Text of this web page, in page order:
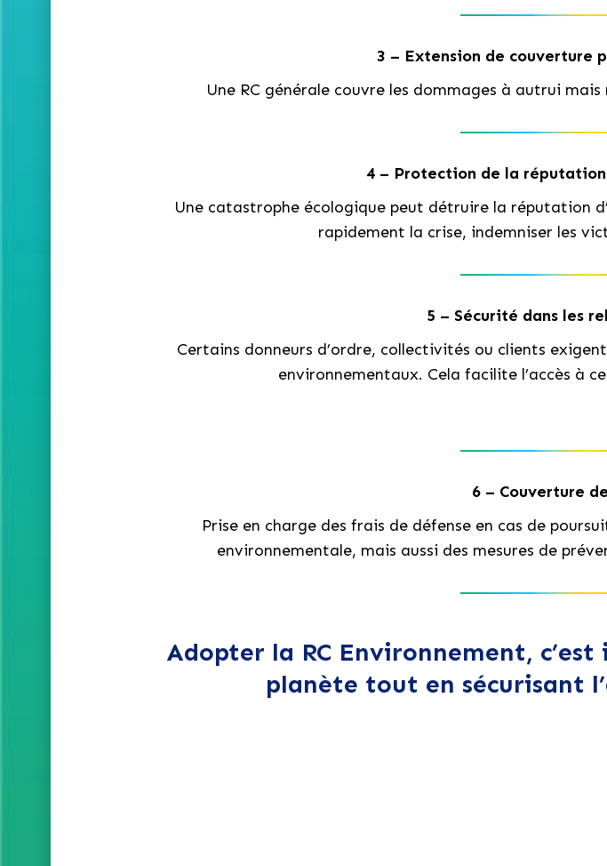
3 – Extension de couverture
Une RC générale couvre les dommages à autrui
4 – Protection de la
Une catastrophe écologique peut détruire la réputation
rapidement la crise, indemniser les
5 – Sécurité dans les
Certains donneurs d’ordre, collectivités ou clients
environnementaux. Cela facilite l’accès à
6 – Couverture
Prise en charge des frais de défense en cas de
environnementale, mais aussi des mesures de
Adopter la RC Environnement,
planète tout en sécurisant